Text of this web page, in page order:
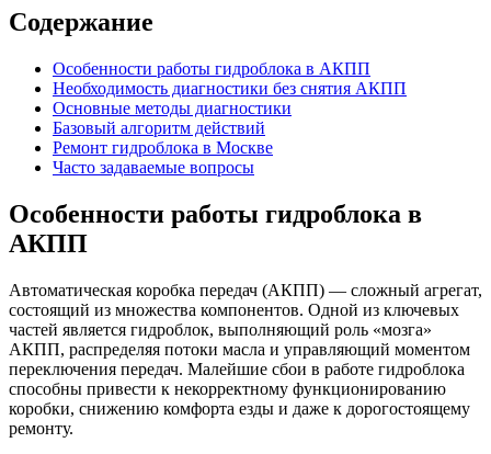
Содержание
Особенности работы гидроблока в АКПП
Необходимость диагностики без снятия АКПП
Основные методы диагностики
Базовый алгоритм действий
Ремонт гидроблока в Москве
Часто задаваемые вопросы
Особенности работы гидроблока в
АКПП
Автоматическая коробка передач (АКПП) — сложный агрегат,
состоящий из множества компонентов. Одной из ключевых
частей является гидроблок, выполняющий роль «мозга»
АКПП, распределяя потоки масла и управляющий моментом
переключения передач. Малейшие сбои в работе гидроблока
способны привести к некорректному функционированию
коробки, снижению комфорта езды и даже к дорогостоящему
ремонту.